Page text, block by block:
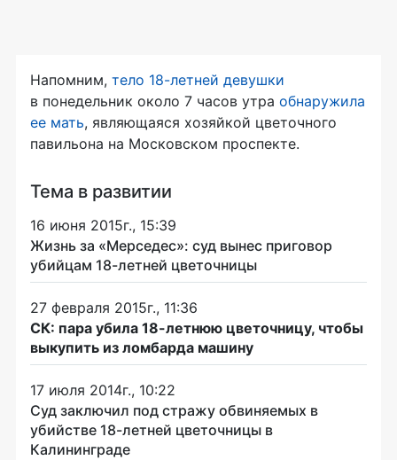
Напомним, тело 18-летней девушки
в понедельник около 7 часов утра обнаружила
ее мать, являющаяся хозяйкой цветочного
павильона на Московском проспекте.
Тема в развитии
16 июня 2015г., 15:39
Жизнь за «Мерседес»: суд вынес приговор
убийцам 18-летней цветочницы
27 февраля 2015г., 11:36
СК: пара убила 18-летнюю цветочницу, чтобы
выкупить из ломбарда машину
17 июля 2014г., 10:22
Суд заключил под стражу обвиняемых в
убийстве 18-летней цветочницы в
Калининграде